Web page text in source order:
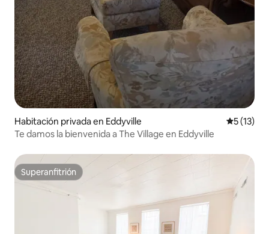
Habitación privada en Eddyville
5 (13)
Te damos la bienvenida a The Village en Eddyville
Superanfitrión
Superanfitrión